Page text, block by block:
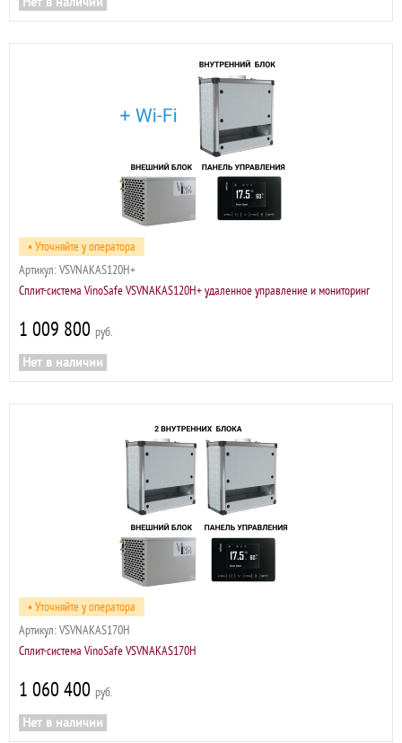
• Уточняйте у оператора
Артикул: VSVNAKAS120H+
Сплит-система VinoSafe VSVNAKAS120H+ удаленное управление и мониторинг
1 009 800 р
Нет в наличии
• Уточняйте у оператора
Артикул: VSVNAKAS170H
Сплит-система VinoSafe VSVNAKAS170H
1 060 400 р
Нет в наличии